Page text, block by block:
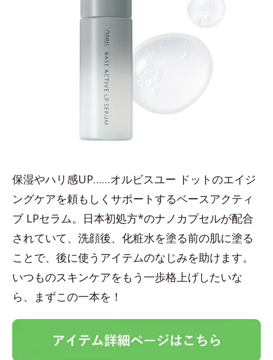
保湿やハリ感UP……オルビスユー ドットのエイジ
ングケアを頼もしくサポートするベースアクティ
ブ LPセラム。日本初処方*のナノカプセルが配合
されていて、洗顔後、化粧水を塗る前の肌に塗る
ことで、後に使うアイテムのなじみを助けます。
いつものスキンケアをもう一歩格上げしたいな
ら、まずこの一本を！